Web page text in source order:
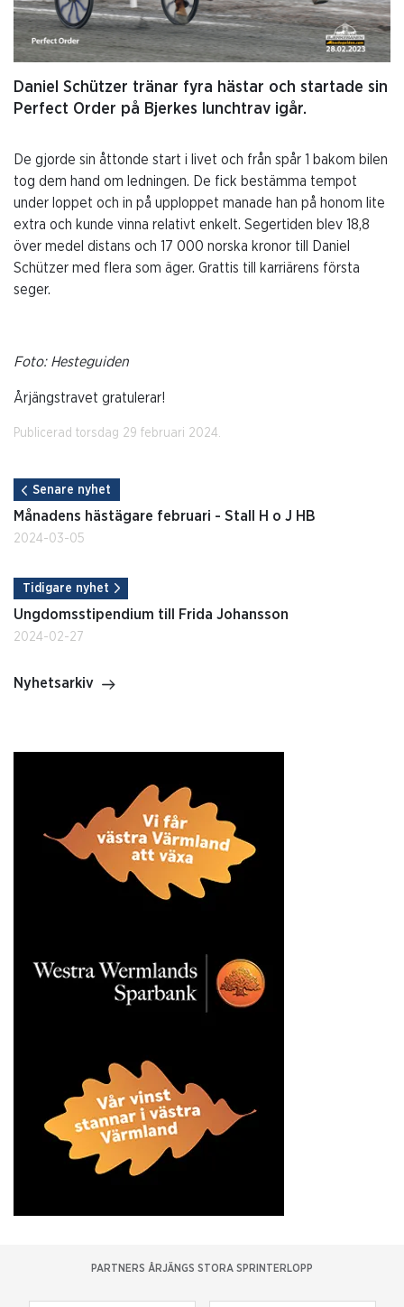
Daniel Schützer tränar fyra hästar och startade sin
Perfect Order på Bjerkes lunchtrav igår.
De gjorde sin åttonde start i livet och från spår 1 bakom bilen
tog dem hand om ledningen. De fick bestämma tempot
under loppet och in på upploppet manade han på honom lite
extra och kunde vinna relativt enkelt. Segertiden blev 18,8
över medel distans och 17 000 norska kronor till Daniel
Schützer med flera som äger. Grattis till karriärens första
seger.
Foto: Hesteguiden
Årjängstravet gratulerar!
Publicerad torsdag 29 februari 2024.
Senare nyhet
Månadens hästägare februari - Stall H o J HB
2024-03-05
Tidigare nyhet
Ungdomsstipendium till Frida Johansson
2024-02-27
Nyhetsarkiv
PARTNERS ÅRJÄNGS STORA SPRINTERLOPP